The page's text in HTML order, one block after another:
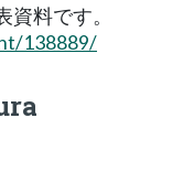
資料です。
138889/